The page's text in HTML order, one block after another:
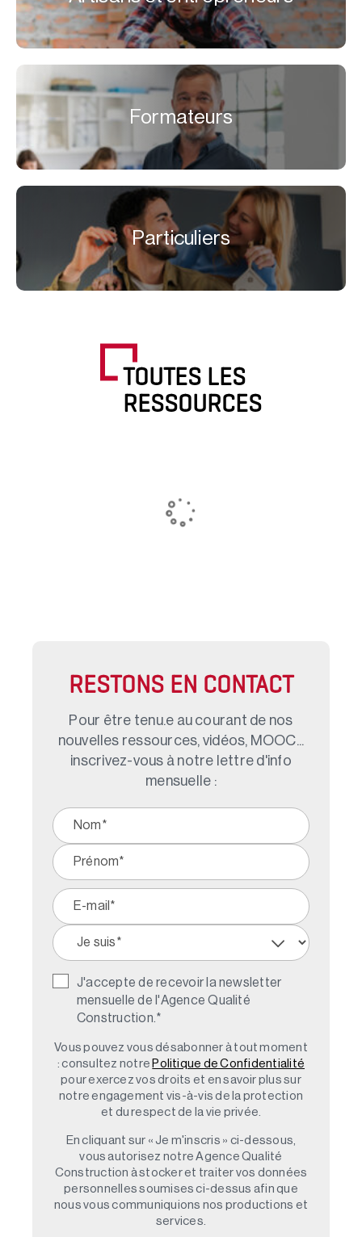
Formateurs
Particuliers
TOUTES LES
RESSOURCES
RESTONS EN CONTACT
Pour être tenu.e au courant de nos
nouvelles ressources, vidéos, MOOC...
inscrivez-vous à notre lettre d'info
mensuelle :
J'accepte de recevoir la newsletter
mensuelle de l'Agence Qualité
Construction. *
Vous pouvez vous désabonner à tout moment
: consultez notre Politique de Confidentialité
pour exercez vos droits et en savoir plus sur
notre engagement vis-à-vis de la protection
et du respect de la vie privée.
En cliquant sur « Je m'inscris » ci-dessous,
vous autorisez notre Agence Qualité
Construction à stocker et traiter vos données
personnelles soumises ci-dessus afin que
nous vous communiquions nos productions et
services.